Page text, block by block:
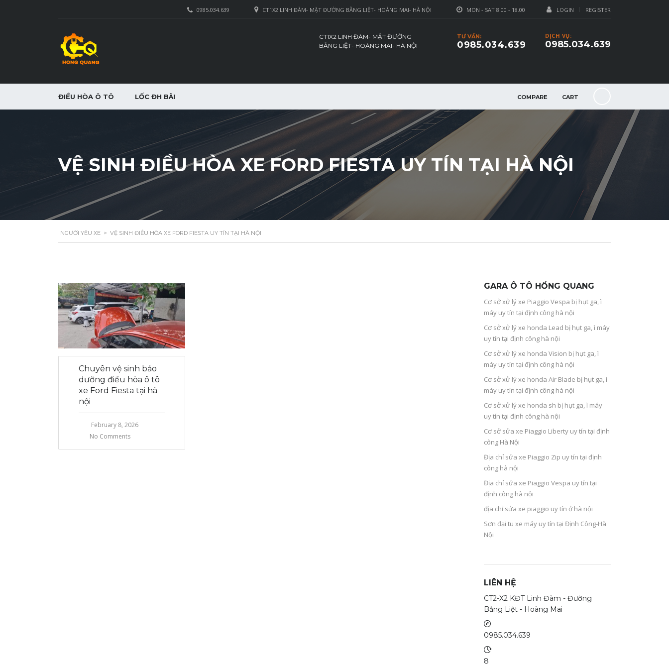
LOGIN REGISTER
MON - SAT 8.00 - 18.00
CT1X2 LINH ĐÀM- MẶT ĐƯỜNG BẰNG LIỆT- HOÀNG MAI- HÀ NỘI
0985.034.639
DỊCH VỤ:
0985.034.639
TƯ VẤN:
0985.034.639
CT1X2 LINH ĐÀM- MẶT ĐƯỜNG
BẰNG LIỆT- HOÀNG MAI- HÀ NỘI
COMPARE CART
ĐIỀU HÒA Ô TÔ LỐC ĐH BÃI
VỆ SINH ĐIỀU HÒA XE FORD FIESTA UY TÍN TẠI HÀ NỘI
NGƯỜI YÊU XE > VỆ SINH ĐIỀU HÒA XE FORD FIESTA UY TÍN TẠI HÀ NỘI
Chuyên vệ sinh bảo
dưỡng điều hòa ô tô
xe Ford Fiesta tại hà
nội
February 8, 2026
No Comments
GARA Ô TÔ HỒNG QUANG
Cơ sở xử lý xe Piaggio Vespa bị hụt ga, ì
máy uy tín tại định công hà nội
Cơ sở xử lý xe honda Lead bị hụt ga, ì máy
uy tín tại định công hà nội
Cơ sở xử lý xe honda Vision bị hụt ga, ì
máy uy tín tại định công hà nội
Cơ sở xử lý xe honda Air Blade bị hụt ga, ì
máy uy tín tại định công hà nội
Cơ sở xử lý xe honda sh bị hụt ga, ì máy
uy tín tại định công hà nội
Cơ sở sửa xe Piaggio Liberty uy tín tại định
công Hà Nội
Địa chỉ sửa xe Piaggio Zip uy tín tại định
công hà nội
Địa chỉ sửa xe Piaggio Vespa uy tín tại
định công hà nội
địa chỉ sửa xe piaggio uy tín ở hà nội
Sơn đại tu xe máy uy tín tại Định Công-Hà
Nội
LIÊN HỆ
CT2-X2 KĐT Linh Đàm - Đường
Bằng Liệt - Hoàng Mai
0985.034.639
8